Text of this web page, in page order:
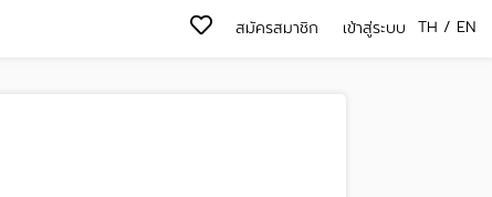
TH / EN
สมัครสมาชิก เข้าสู่ระบบ